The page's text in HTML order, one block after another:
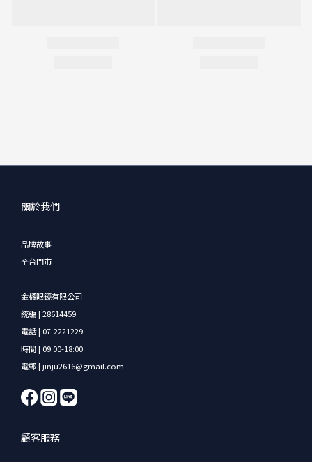
關於我們
品牌故事
全台門市
金橘眼鏡有限公司
統編 | 28614459
電話 | 07-2221229
時間 | 09:00-18:00
電郵 | jinju2616@gmail.com
顧客服務